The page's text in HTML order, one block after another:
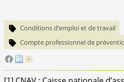
Conditions d’emploi et de travail
Compte professionnel de